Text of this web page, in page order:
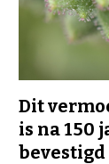
Dit
is na 150
bevestigd